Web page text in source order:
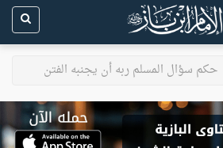
حكم سؤال المسلم ربه أن يجنبه الفتن